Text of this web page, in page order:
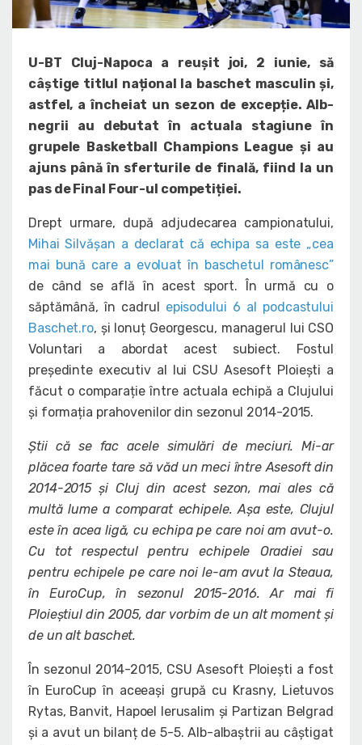
U-BT Cluj-Napoca a reușit joi, 2 iunie, să
câștige titlul național la baschet masculin și,
astfel, a încheiat un sezon de excepție. Alb-
negrii au debutat în actuala stagiune în
grupele Basketball Champions League și au
ajuns până în sferturile de finală, fiind la un
pas de Final Four-ul competiției.
Drept urmare, după adjudecarea campionatului,
Mihai Silvășan a declarat că echipa sa este „cea
mai bună care a evoluat în baschetul românesc”
de când se află în acest sport. În urmă cu o
săptămână, în cadrul episodului 6 al podcastului
Baschet.ro, și Ionuț Georgescu, managerul lui CSO
Voluntari a abordat acest subiect. Fostul
președinte executiv al lui CSU Asesoft Ploiești a
făcut o comparație între actuala echipă a Clujului
și formația prahovenilor din sezonul 2014-2015.
Știi că se fac acele simulări de meciuri. Mi-ar
plăcea foarte tare să văd un meci între Asesoft din
2014-2015 și Cluj din acest sezon, mai ales că
multă lume a comparat echipele. Așa este, Clujul
este în acea ligă, cu echipa pe care noi am avut-o.
Cu tot respectul pentru echipele Oradiei sau
pentru echipele pe care noi le-am avut la Steaua,
în EuroCup, în sezonul 2015-2016. Ar mai fi
Ploieștiul din 2005, dar vorbim de un alt moment și
de un alt baschet.
În sezonul 2014-2015, CSU Asesoft Ploiești a fost
în EuroCup în aceeași grupă cu Krasny, Lietuvos
Rytas, Banvit, Hapoel Ierusalim și Partizan Belgrad
și a avut un bilanț de 5-5. Alb-albaștrii au câștigat